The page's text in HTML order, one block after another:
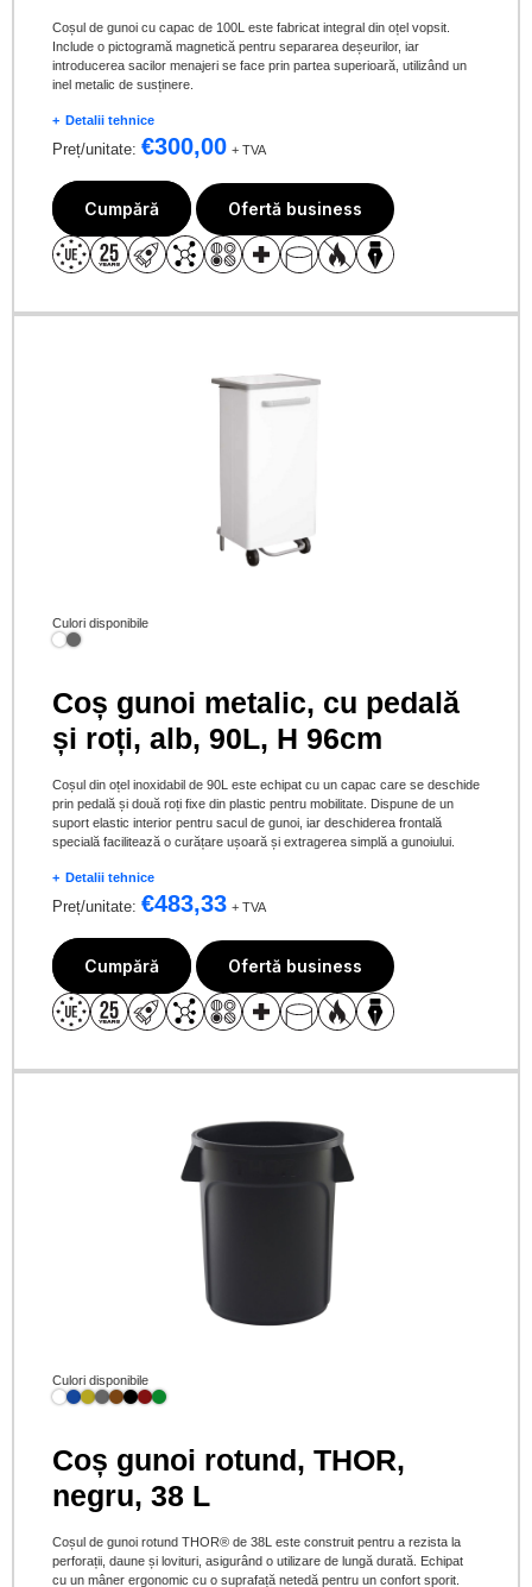
Coșul de gunoi cu capac de 100L este fabricat integral din oțel vopsit.
Include o pictogramă magnetică pentru separarea deșeurilor, iar
introducerea sacilor menajeri se face prin partea superioară, utilizând un
inel metalic de susținere.
Detalii tehnice
Preț/unitate: €300,00 + TVA
Cumpără Ofertă business
Culori disponibile
Coș gunoi metalic, cu pedală
și roți, alb, 90L, H 96cm
Coșul din oțel inoxidabil de 90L este echipat cu un capac care se deschide
prin pedală și două roți fixe din plastic pentru mobilitate. Dispune de un
suport elastic interior pentru sacul de gunoi, iar deschiderea frontală
specială facilitează o curățare ușoară și extragerea simplă a gunoiului.
Detalii tehnice
Preț/unitate: €483,33 + TVA
Cumpără Ofertă business
Culori disponibile
Coș gunoi rotund, THOR,
negru, 38 L
Coșul de gunoi rotund THOR® de 38L este construit pentru a rezista la
perforații, daune și lovituri, asigurând o utilizare de lungă durată. Echipat
cu un mâner ergonomic cu o suprafață netedă pentru un confort sporit.